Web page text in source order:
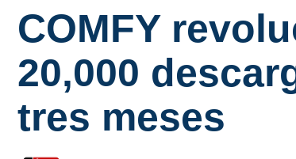
COMFY
20,000
tres meses